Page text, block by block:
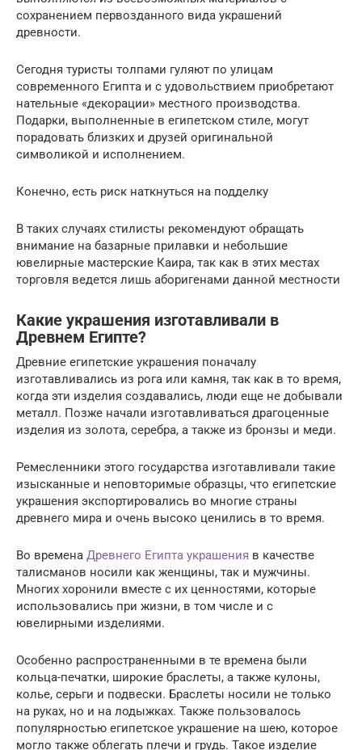
сохранением первозданного вида украшений
древности.
Сегодня туристы толпами гуляют по улицам
современного Египта и с удовольствием приобретают
нательные «декорации» местного производства.
Подарки, выполненные в египетском стиле, могут
порадовать близких и друзей оригинальной
символикой и исполнением.
Конечно, есть риск наткнуться на подделку
В таких случаях стилисты рекомендуют обращать
внимание на базарные прилавки и небольшие
ювелирные мастерские Каира, так как в этих местах
торговля ведется лишь аборигенами данной местности
Какие украшения изготавливали в
Древнем Египте?
Древние египетские украшения поначалу
изготавливались из рога или камня, так как в то время,
когда эти изделия создавались, люди еще не добывали
металл. Позже начали изготавливаться драгоценные
изделия из золота, серебра, а также из бронзы и меди.
Ремесленники этого государства изготавливали такие
изысканные и неповторимые образцы, что египетские
украшения экспортировались во многие страны
древнего мира и очень высоко ценились в то время.
Во времена Древнего Египта украшения в качестве
талисманов носили как женщины, так и мужчины.
Многих хоронили вместе с их ценностями, которые
использовались при жизни, в том числе и с
ювелирными изделиями.
Особенно распространенными в те времена были
кольца-печатки, широкие браслеты, а также кулоны,
колье, серьги и подвески. Браслеты носили не только
на руках, но и на лодыжках. Также пользовалось
популярностью египетское украшение на шею, которое
могло также облегать плечи и грудь. Такое изделие